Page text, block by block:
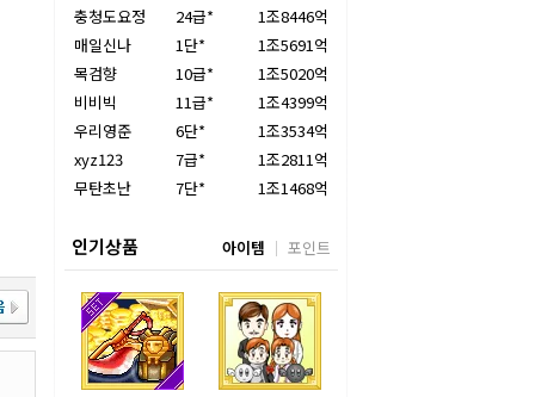
충청도요정
24급*
1조8446억
매일신나
1단*
1조5691억
목검향
10급*
1조5020억
비비빅
11급*
1조4399억
우리영준
6단*
1조3534억
xyz123
7급*
1조2811억
무탄초난
7단* 1조1468억
인기상품 아이템 포인트